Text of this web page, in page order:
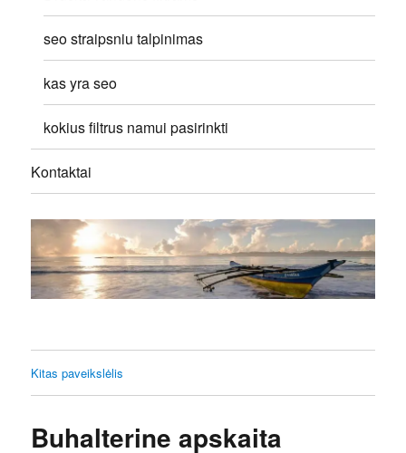
seo straipsniu talpinimas
kas yra seo
kokius filtrus namui pasirinkti
Kontaktai
Kitas paveikslėlis
Buhalterine apskaita